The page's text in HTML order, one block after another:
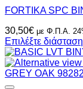
FORTIKA SPC
30,50€ με Φ.Π.Α.
Επιλέξτε διάσταση